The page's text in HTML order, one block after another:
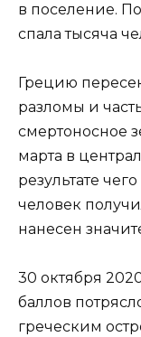
в поселение.
спала тысяча
Грецию
разломы и
смертоносное
марта в
результате
человек
нанесен
30 октября
баллов
греческим